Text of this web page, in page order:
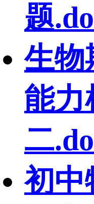
题
生物
能力
二
初中